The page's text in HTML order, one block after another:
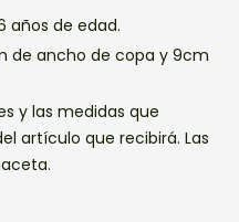
años de edad.
de ancho de copa y 9cm
y las medidas que
artículo que recibirá. Las